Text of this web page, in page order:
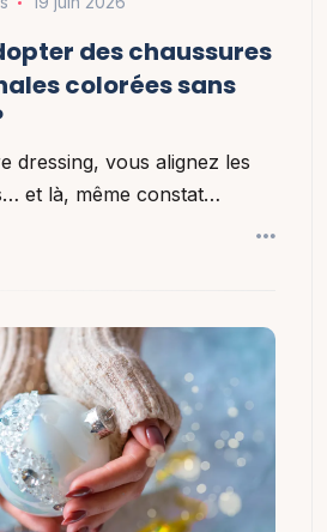
des chaussures
colorées sans
dressing, vous alignez les
et là, même constat…